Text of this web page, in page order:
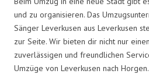
und zu organisieren. Das
Sänger Leverkusen aus Leverkusen
zur Seite. Wir bieten dir nicht nur
zuverlässigen und freundlichen
Umzüge von Leverkusen nach Horgen.